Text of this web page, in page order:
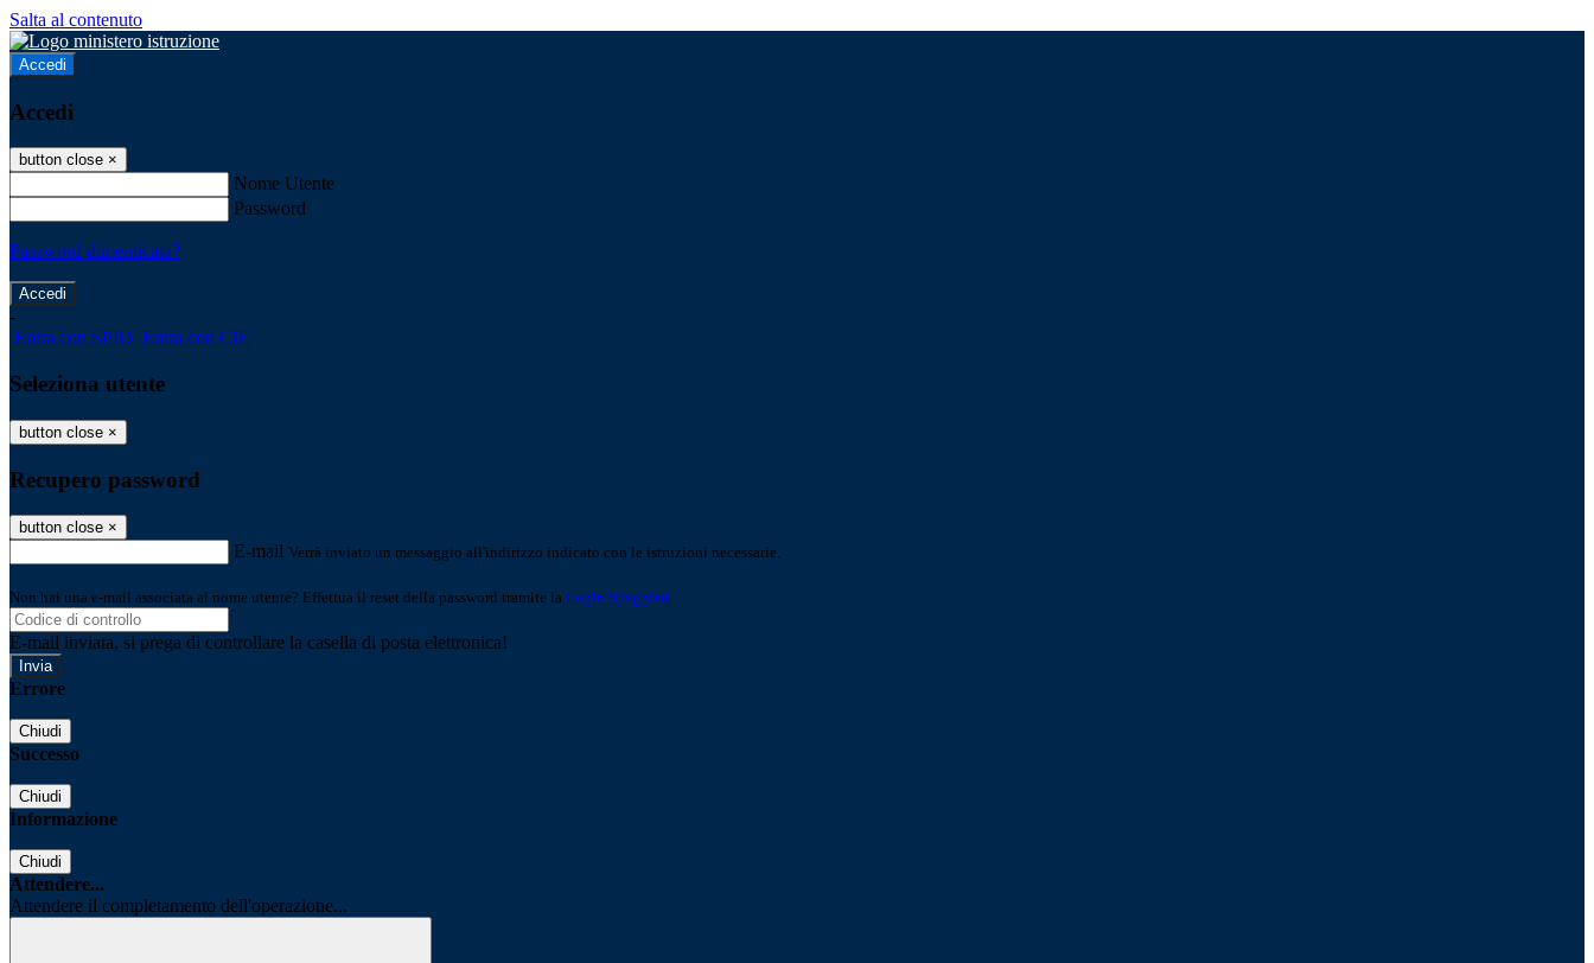
Salta al contenuto
Accedi
Accedi
button close ×
Nome Utente
Password
Password dimenticata?
-
Entra con SPID Entra con CIE
Seleziona utente
button close ×
Recupero password
button close ×
E-mail Verrà inviato un messaggio all'indirizzo indicato con le istruzioni necessarie.
Non hai una e-mail associata al nome utente? Effettua il reset della password tramite la Login Spaggiari
E-mail inviata, si prega di controllare la casella di posta elettronica!
Errore
Chiudi
Successo
Chiudi
Informazione
Chiudi
Attendere...
Attendere il completamento dell'operazione...